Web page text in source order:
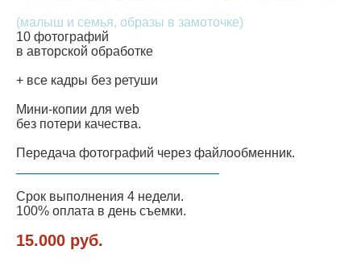
(малыш и семья, образы в замоточке)
10 фотографий
в авторской обработке
+ все кадры без ретуши
Мини-копии для web
без потери качества.
Передача фотографий через файлообменник.
Срок выполнения 4 недели.
100% оплата в день съемки.
15.000 руб.